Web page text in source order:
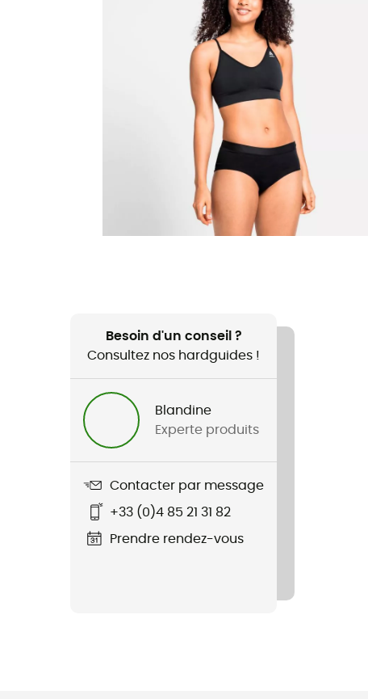
Besoin d'un conseil ?
Consultez nos hardguides !
Blandine
Experte produits
Contacter par message
+33 (0)4 85 21 31 82
Prendre rendez-vous